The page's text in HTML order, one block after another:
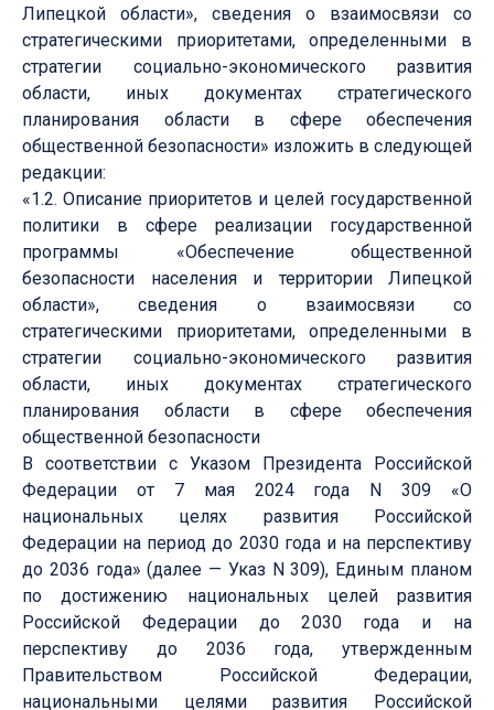
Липецкой области», сведения о взаимосвязи со
стратегическими приоритетами, определенными в
стратегии социально-экономического развития
области, иных документах стратегического
планирования области в сфере обеспечения
общественной безопасности» изложить в следующей
редакции:
«1.2. Описание приоритетов и целей государственной
политики в сфере реализации государственной
программы «Обеспечение общественной
безопасности населения и территории Липецкой
области», сведения о взаимосвязи со
стратегическими приоритетами, определенными в
стратегии социально-экономического развития
области, иных документах стратегического
планирования области в сфере обеспечения
общественной безопасности
В соответствии с Указом Президента Российской
Федерации от 7 мая 2024 года N 309 «О
национальных целях развития Российской
Федерации на период до 2030 года и на перспективу
до 2036 года» (далее — Указ N 309), Единым планом
по достижению национальных целей развития
Российской Федерации до 2030 года и на
перспективу до 2036 года, утвержденным
Правительством Российской Федерации,
национальными целями развития Российской